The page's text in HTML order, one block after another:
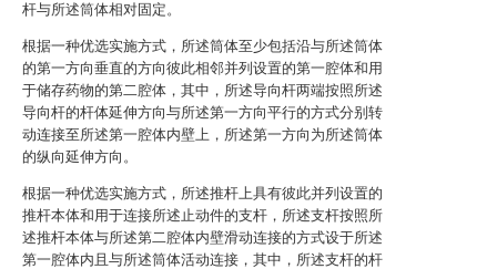
杆与所述筒体相对固定。
根据一种优选实施方式，所述筒体至少包括沿与所述筒体
的第一方向垂直的方向彼此相邻并列设置的第一腔体和用
于储存药物的第二腔体，其中，所述导向杆两端按照所述
导向杆的杆体延伸方向与所述第一方向平行的方式分别转
动连接至所述第一腔体内壁上，所述第一方向为所述筒体
的纵向延伸方向。
根据一种优选实施方式，所述推杆上具有彼此并列设置的
推杆本体和用于连接所述止动件的支杆，所述支杆按照所
述推杆本体与所述第二腔体内壁滑动连接的方式设于所述
第一腔体内且与所述筒体活动连接，其中，所述支杆的杆